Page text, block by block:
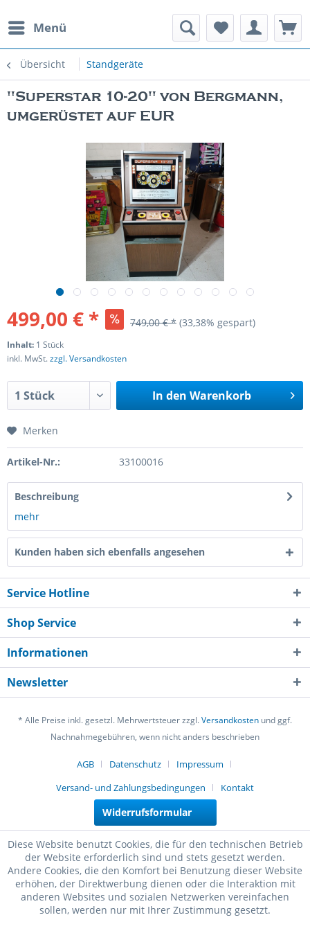
Menü
Übersicht Standgeräte
Spielautomaten
"Superstar 10-20" von Bergmann,
umgerüstet auf EUR
499,00 € * 749,00 € * (33,38% gespart)
Inhalt: 1 Stück
inkl. MwSt.zzgl. Versandkosten
In den Warenkorb
Merken
Artikel-Nr.: 33100016
Beschreibung
mehr
Kunden haben sich ebenfalls angesehen
Service Hotline
Shop Service
Informationen
Newsletter
* Alle Preise inkl. gesetzl. Mehrwertsteuer zzgl.Versandkosten und ggf.
Nachnahmegebühren, wenn nicht anders beschrieben
AGB Datenschutz
Impressum
Versand- und Zahlungsbedingungen
Kontakt
Widerrufsformular
Diese Website benutzt Cookies, die für den technischen Betrieb
der Website erforderlich sind und stets gesetzt werden.
Andere Cookies, die den Komfort bei Benutzung dieser Website
erhöhen, der Direktwerbung dienen oder die Interaktion mit
anderen Websites und sozialen Netzwerken vereinfachen
sollen, werden nur mit Ihrer Zustimmung gesetzt.